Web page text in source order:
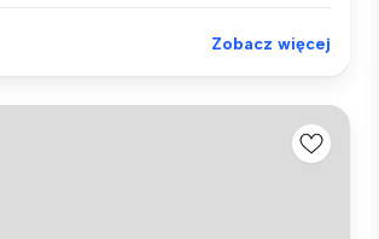
Zobacz więcej